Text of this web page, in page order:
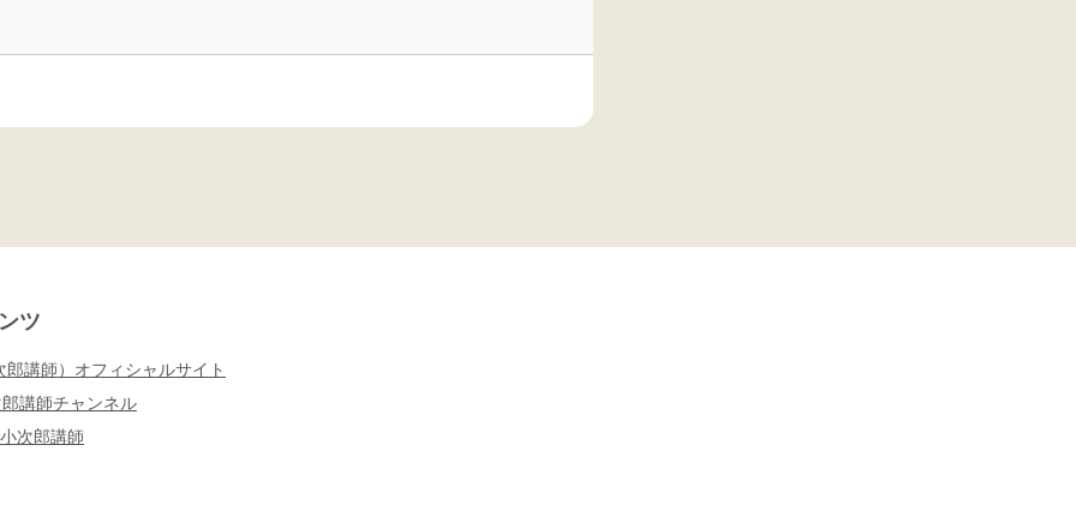
ツ
郎講師）オフィシャルサイト
講師チャンネル
次郎講師